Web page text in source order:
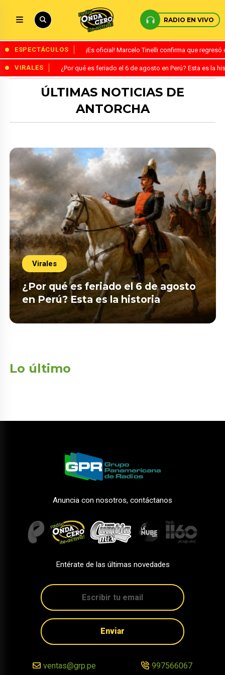
RADIO EN VIVO
ESPECTÁCULOS ¡Es oficial! Marcelo Tinelli confirma que
VIRALES ¿Por qué es feriado el 6 de agosto en Perú? Esta es la
ÚLTIMAS NOTICIAS DE
ANTORCHA
Virales
¿Por qué es feriado el 6 de agosto
en Perú? Esta es la historia
Lo último
Anuncia con nosotros, contáctanos
Entérate de las últimas novedades
Enviar
ventas@grp.pe 997566067